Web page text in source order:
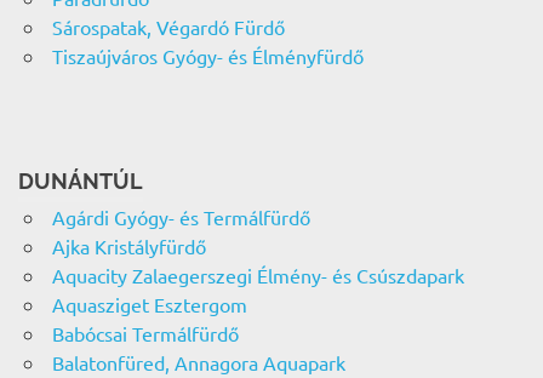
Sárospatak, Végardó Fürdő
Tiszaújváros Gyógy- és Élményfürdő
DUNÁNTÚL
Agárdi Gyógy- és Termálfürdő
Ajka Kristályfürdő
Aquacity Zalaegerszegi Élmény- és Csúszdapark
Aquasziget Esztergom
Babócsai Termálfürdő
Balatonfüred, Annagora Aquapark